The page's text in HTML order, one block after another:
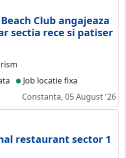
Club angajeaza
sectia rece si patiser
Job locatie fixa
Constanta, 05 August '26
restaurant sector 1